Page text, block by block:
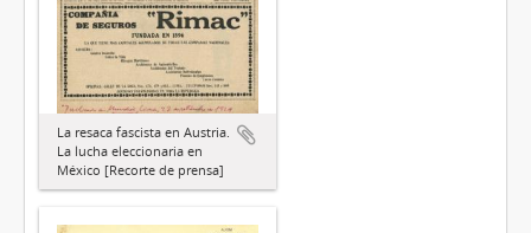
La resaca fascista en Austria.
La lucha eleccionaria en
México [Recorte de prensa]